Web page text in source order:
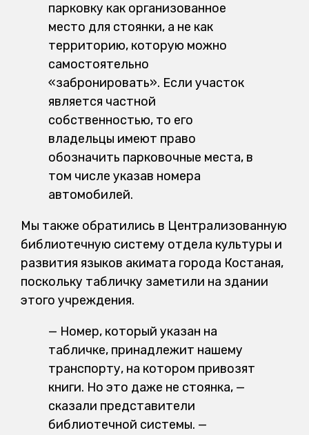
парковку как организованное
место для стоянки, а не как
территорию, которую можно
самостоятельно
«забронировать». Если участок
является частной
собственностью, то его
владельцы имеют право
обозначить парковочные места, в
том числе указав номера
автомобилей.
Мы также обратились в Централизованную
библиотечную систему отдела культуры и
развития языков акимата города Костаная,
поскольку табличку заметили на здании
этого учреждения.
— Номер, который указан на
табличке, принадлежит нашему
транспорту, на котором привозят
книги. Но это даже не стоянка, —
сказали представители
библиотечной системы. —